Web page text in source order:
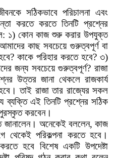
সঠিকভাবে পরিচালনা এবং
করতে করতে তিনটি প্রশ্নের
১) কোন কাজ শুরু করার উপযুক্ত
কাছ সবচেয়ে গুরুত্বপূর্ণ বা
কাকে পরিহার করতে হবে? ৩)
জন্য সবচেয়ে গুরুত্বপূর্ণ? রাজা
উত্তর জানা থেকলে রাজকার্য
তাই রাজা তার রাজ্যের সকল
ব্যক্তি এই তিনটি প্রশ্নের সঠিক
করবেন।
জানালেন। অনেকেই বললেন,কাজ
পরিকল্পনা করতে হবে।
হবে বিশেষ একটি উপদেষ্টা